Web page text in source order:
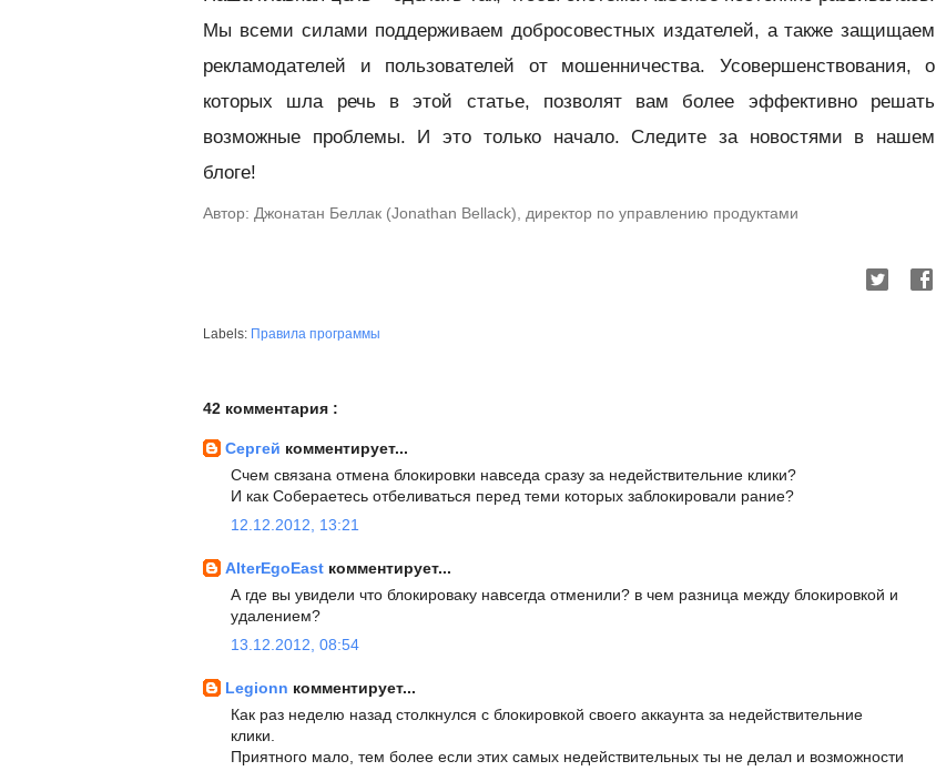
Мы всеми силами поддерживаем добросовестных издателей, а также защищаем
рекламодателей и пользователей от мошенничества. Усовершенствования, о
которых шла речь в этой статье, позволят вам более эффективно решать
возможные проблемы. И это только начало. Следите за новостями в нашем
блоге!
Автор: Джонатан Беллак (Jonathan Bellack), директор по управлению продуктами
Labels: Правила программы
42 комментария :
Сергей комментирует...
Счем связана отмена блокировки навседа сразу за недействительние клики?
И как Собераетесь отбеливаться перед теми которых заблокировали рание?
12.12.2012, 13:21
AlterEgoEast комментирует...
А где вы увидели что блокироваку навсегда отменили? в чем разница между блокировкой и
удалением?
13.12.2012, 08:54
Legionn комментирует...
Как раз неделю назад столкнулся с блокировкой своего аккаунта за недействительние
клики.
Приятного мало, тем более если этих самых недействительных ты не делал и возможности